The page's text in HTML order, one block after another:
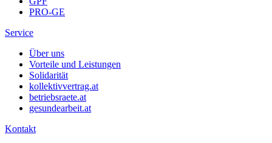
PRO-GE
Service
Über uns
Vorteile und Leistungen
Solidarität
kollektivvertrag.at
betriebsraete.at
gesundearbeit.at
Kontakt